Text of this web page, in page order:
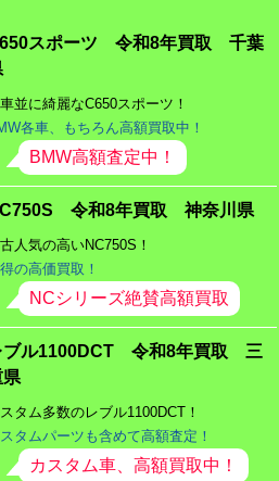
スポーツ 令和8年買取 千葉
並に綺麗なC650スポーツ！
各車、もちろん高額買取中！
BMW高額査定中！
令和8年買取 神奈川県
人気の高いNC750S！
の高価買取！
NCシリーズ絶賛高額買取
ブル1100DCT 令和8年買取 三
タム多数のレブル1100DCT！
タムパーツも含めて高額査定！
カスタム車、高額買取中！